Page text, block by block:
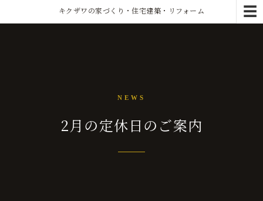
☰
キクザワの家づくり・住宅建築・リフォーム
NEWS
2月の定休日のご案内